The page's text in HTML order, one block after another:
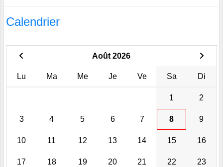
Calendrier
Août 2026
Lu Ma Me Je Ve Sa Di
1 2
3 4 5 6 7 8 9
10 11 12 13 14 15 16
17 18 19 20 21 22 23